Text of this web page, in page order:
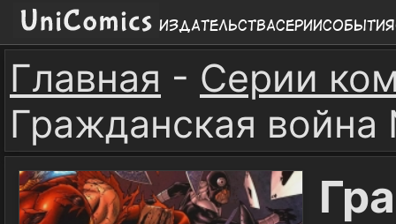
ИздательстваСерииСобытия
Главная - Серии
Гражданская